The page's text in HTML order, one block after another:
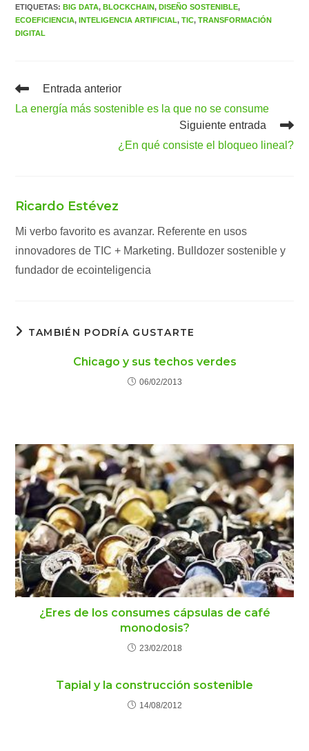
ETIQUETAS:BIG DATA, BLOCKCHAIN, DISEÑO SOSTENIBLE,
ECOEFICIENCIA, INTELIGENCIA ARTIFICIAL, TIC, TRANSFORMACIÓN
DIGITAL
Leer
artículos
Entrada anterior
La energía más sostenible es la que no se consume
Siguiente entrada
¿En qué consiste el bloqueo lineal?
Ricardo Estévez
Mi verbo favorito es avanzar. Referente en usos
innovadores de TIC + Marketing. Bulldozer sostenible y
fundador de ecointeligencia
TAMBIÉN PODRÍA GUSTARTE
Chicago y sus techos verdes
06/02/2013
¿Eres de los consumes cápsulas de café
monodosis?
23/02/2018
Tapial y la construcción sostenible
14/08/2012